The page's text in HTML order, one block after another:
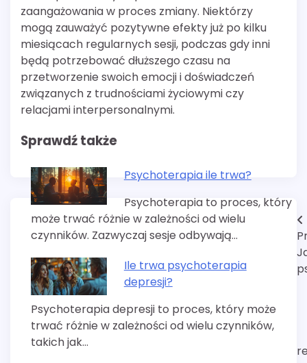
zaangażowania w proces zmiany. Niektórzy
mogą zauważyć pozytywne efekty już po kilku
miesiącach regularnych sesji, podczas gdy inni
będą potrzebować dłuższego czasu na
przetworzenie swoich emocji i doświadczeń
związanych z trudnościami życiowymi czy
relacjami interpersonalnymi.
Sprawdź także
Psychoterapia ile trwa?
Psychoterapia to proces, który
może trwać różnie w zależności od wielu
czynników. Zazwyczaj sesje odbywają…
Ile trwa psychoterapia
depresji?
Psychoterapia depresji to proces, który może
trwać różnie w zależności od wielu czynników,
takich jak…
Nawigacja
wpisu